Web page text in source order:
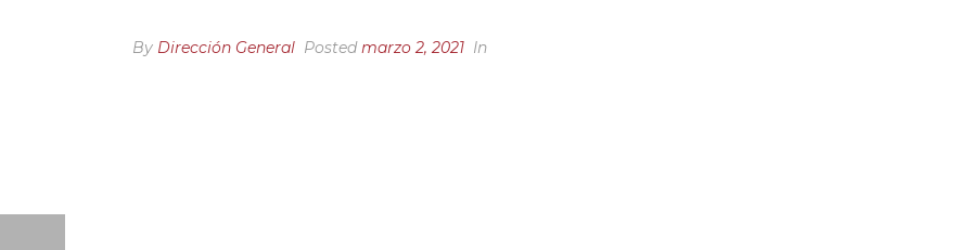
By Dirección General Postedmarzo 2, 2021 In